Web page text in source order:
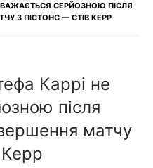
СЕРЙОЗНОЮ ПІСЛЯ
З ПІСТОНС — СТІВ КЕРР
Каррі не
після
матчу